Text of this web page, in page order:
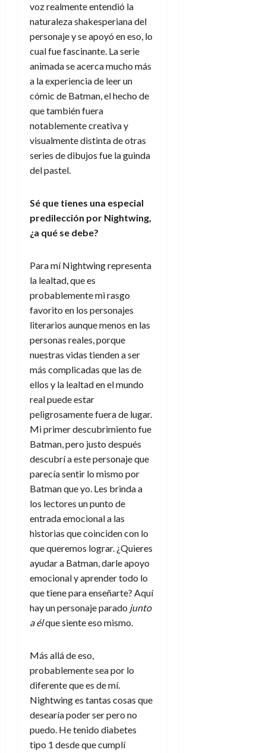
voz realmente entendió la
naturaleza shakesperiana del
personaje y se apoyó en eso, lo
cual fue fascinante. La serie
animada se acerca mucho más
a la experiencia de leer un
cómic de Batman, el hecho de
que también fuera
notablemente creativa y
visualmente distinta de otras
series de dibujos fue la guinda
del pastel.
Sé que tienes una especial
predilección por Nightwing,
¿a qué se debe?
Para mí Nightwing representa
la lealtad, que es
probablemente mi rasgo
favorito en los personajes
literarios aunque menos en las
personas reales, porque
nuestras vidas tienden a ser
más complicadas que las de
ellos y la lealtad en el mundo
real puede estar
peligrosamente fuera de lugar.
Mi primer descubrimiento fue
Batman, pero justo después
descubrí a este personaje que
parecía sentir lo mismo por
Batman que yo. Les brinda a
los lectores un punto de
entrada emocional a las
historias que coinciden con lo
que queremos lograr. ¿Quieres
ayudar a Batman, darle apoyo
emocional y aprender todo lo
que tiene para enseñarte? Aquí
hay un personaje parado junto
a élque siente eso mismo.
Más allá de eso,
probablemente sea por lo
diferente que es de mí.
Nightwing es tantas cosas que
desearía poder ser pero no
puedo. He tenido diabetes
tipo 1 desde que cumplí